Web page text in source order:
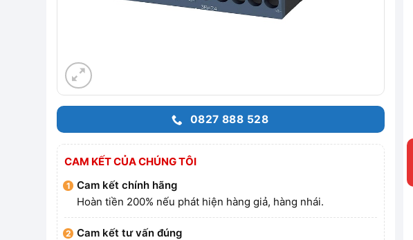
0827 888 528
CAM KẾT CỦA CHÚNG TÔI
Cam kết chính hãng
Hoàn tiền 200% nếu phát hiện hàng giả, hàng nhái.
Cam kết tư vấn đúng